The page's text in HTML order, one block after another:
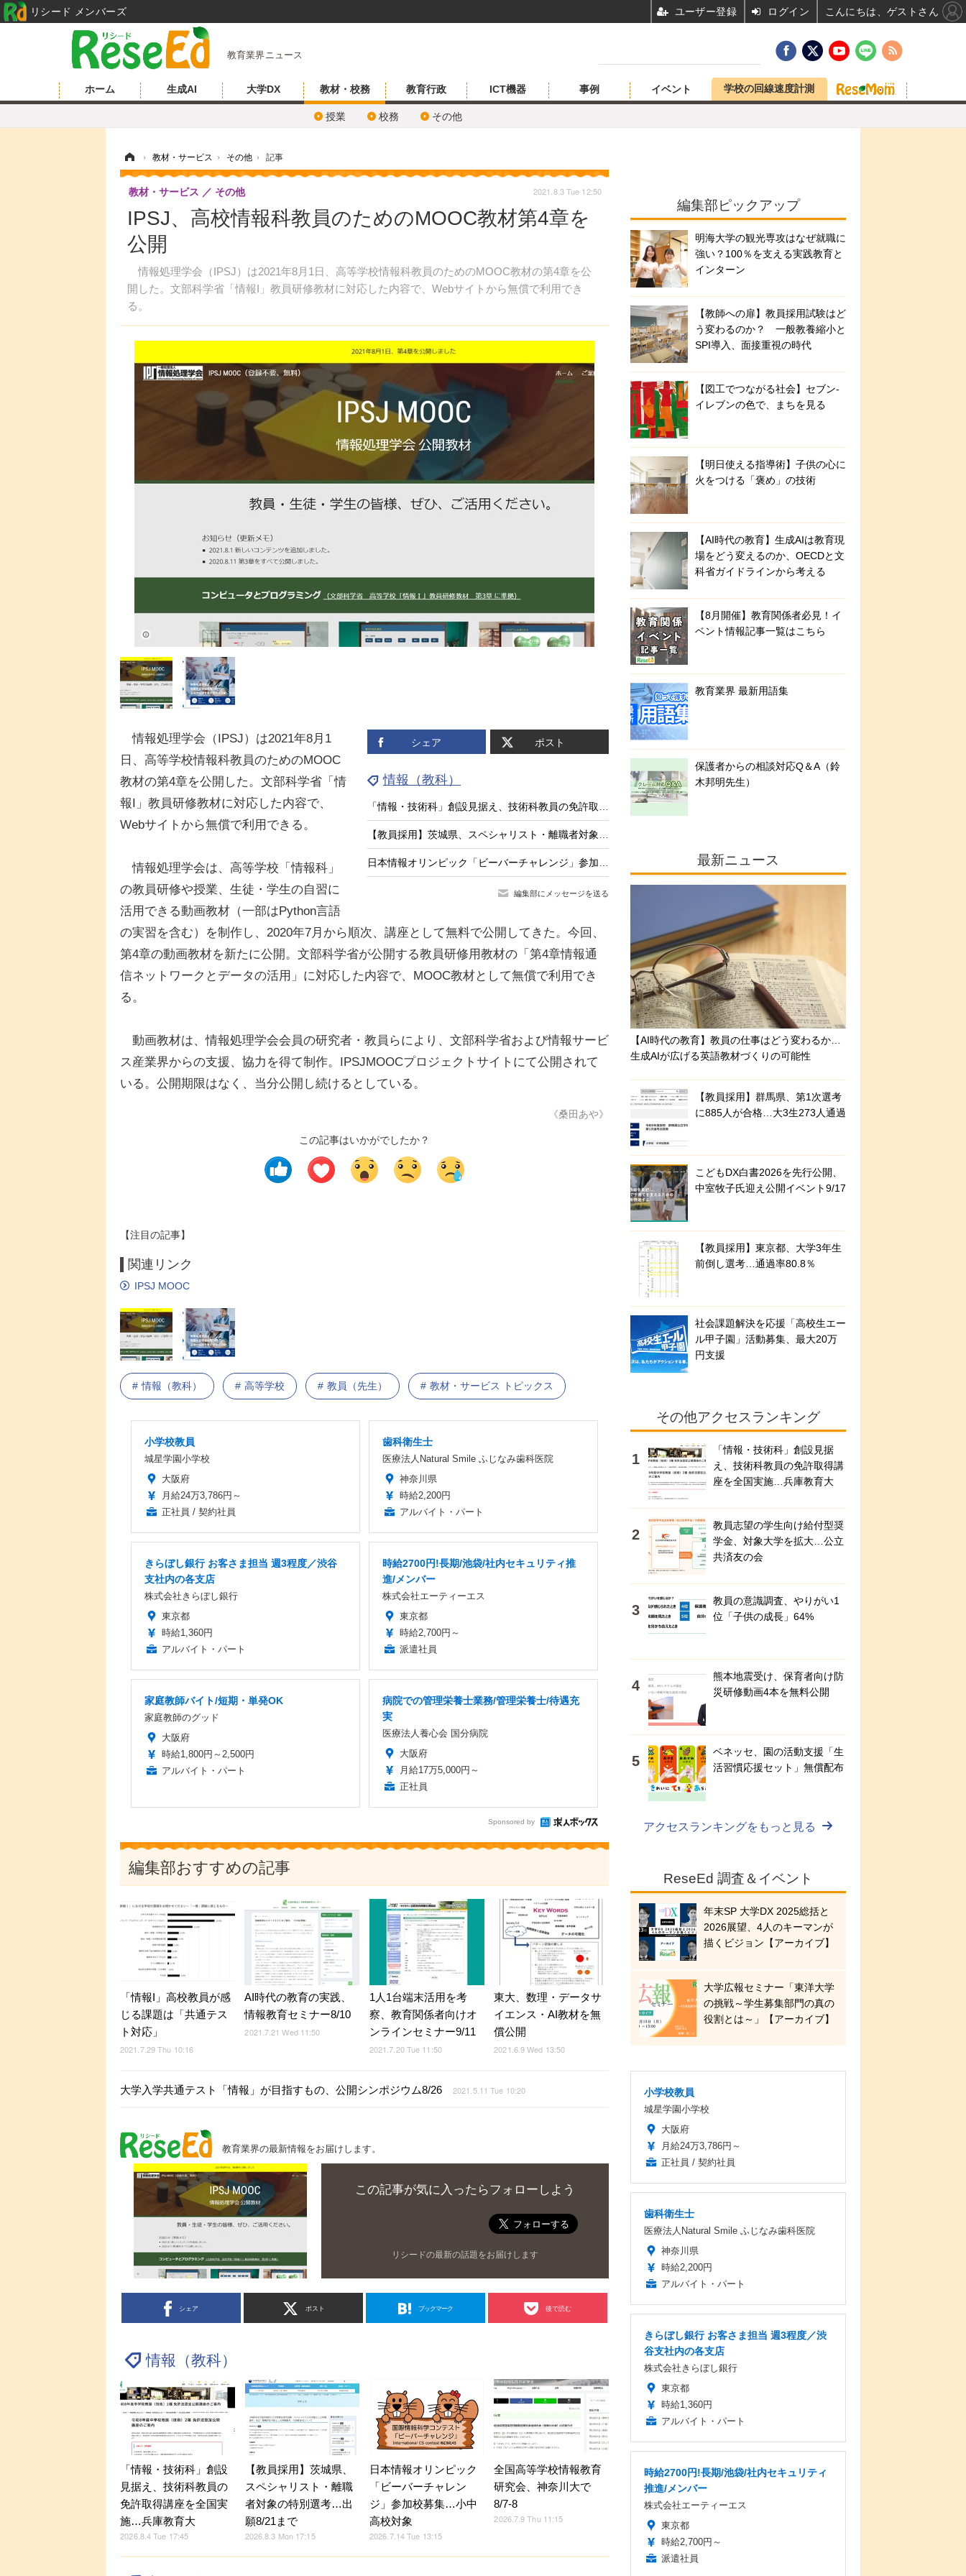
教育業界ニュース
ホーム 生成AI 大学DX 教材・校務
授業 校務 その他
教育行政 ICT機器 事例 イベント 学校の回線速度計測
› 教材・サービス › その他 › 記事
IPSJ、高校情報科教員のためのMOOC教材第4章を
公開
情報処理学会（IPSJ）は2021年8月1日、高等学校情報科教員のためのMOOC教材の第4章を公
開した。文部科学省「情報I」教員研修教材に対応した内容で、Webサイトから無償で利用でき
る。
教材・サービス その他 2021.8.3 Tue 12:50
シェア ポスト
情報（教科）
「情報・技術科」創設見据え、技術科教員の免許取得講座を全国実施…兵庫教育大
【教員採用】茨城県、スペシャリスト・離職者対象の特別選考…出願8/21まで
日本情報オリンピック「ビーバーチャレンジ」参加校募集…小中高校対象
編集部にメッセージを送る
情報処理学会（IPSJ）は2021年8月1
日、高等学校情報科教員のためのMOOC
教材の第4章を公開した。文部科学省「情
報I」教員研修教材に対応した内容で、
Webサイトから無償で利用できる。
情報処理学会は、高等学校「情報科」
の教員研修や授業、生徒・学生の自習に
活用できる動画教材（一部はPython言語
の実習を含む）を制作し、2020年7月から順次、講座として無料で公開してきた。今回、
第4章の動画教材を新たに公開。文部科学省が公開する教員研修用教材の「第4章情報通
信ネットワークとデータの活用」に対応した内容で、MOOC教材として無償で利用でき
る。
動画教材は、情報処理学会会員の研究者・教員らにより、文部科学省および情報サービ
ス産業界からの支援、協力を得て制作。IPSJMOOCプロジェクトサイトにて公開されて
いる。公開期限はなく、当分公開し続けるとしている。
《桑田あや》
この記事はいかがでしたか？
【注目の記事】
関連リンク
IPSJ MOOC
情報（教科） 高等学校 教員（先生） 教材・サービス トピックス
小学校教員
城星学園小学校
大阪府
月給24万3,786円～
正社員 / 契約社員
歯科衛生士
医療法人Natural Smile ふじなみ歯科医院
神奈川県
時給2,200円
アルバイト・パート
きらぼし銀行 お客さま担当 週3程度／渋谷
支社内の各支店
株式会社きらぼし銀行
東京都
時給1,360円
アルバイト・パート
時給2700円!長期/池袋/社内セキュリティ推
進/メンバー
株式会社エーティーエス
東京都
時給2,700円～
派遣社員
家庭教師バイト/短期・単発OK
家庭教師のグッド
大阪府
時給1,800円～2,500円
アルバイト・パート
病院での管理栄養士業務/管理栄養士/待遇充
実
医療法人養心会 国分病院
大阪府
月給17万5,000円～
正社員
Sponsored by
編集部おすすめの記事
「情報I」高校教員が感
じる課題は「共通テス
ト対応」
2021.7.29 Thu 10:16
AI時代の教育の実践、
情報教育セミナー8/10
2021.7.21 Wed 11:50
1人1台端末活用を考
察、教育関係者向けオ
ンラインセミナー9/11
2021.7.20 Tue 11:50
東大、数理・データサ
イエンス・AI教材を無
償公開
2021.6.9 Wed 13:50
大学入学共通テスト「情報」が目指すもの、公開シンポジウム8/26 2021.5.11 Tue 10:20
教育業界の最新情報をお届けします。
この記事が気に入ったらフォローしよう
リシードの最新の話題をお届けします
シェア ポスト ブックマーク 後で読む
情報（教科）
「情報・技術科」創設
見据え、技術科教員の
免許取得講座を全国実
施…兵庫教育大
2026.8.4 Tue 17:45
【教員採用】茨城県、
スペシャリスト・離職
者対象の特別選考…出
願8/21まで
2026.8.3 Mon 17:15
日本情報オリンピック
「ビーバーチャレン
ジ」参加校募集…小中
高校対象
2026.7.14 Tue 13:15
全国高等学校情報教育
研究会、神奈川大で
8/7-8
2026.7.9 Thu 11:15
編集部ピックアップ
明海大学の観光専攻はなぜ就職に
強い？100％を支える実践教育と
インターン
【教師への扉】教員採用試験はど
う変わるのか？ 一般教養縮小と
SPI導入、面接重視の時代
【図工でつながる社会】セブン‐
イレブンの色で、まちを見る
【明日使える指導術】子供の心に
火をつける「褒め」の技術
【AI時代の教育】生成AIは教育現
場をどう変えるのか、OECDと文
科省ガイドラインから考える
【8月開催】教育関係者必見！イ
ベント情報記事一覧はこちら
教育業界 最新用語集
保護者からの相談対応Q＆A（鈴
木邦明先生）
最新ニュース
【AI時代の教育】教員の仕事はどう変わるか…
生成AIが広げる英語教材づくりの可能性
【教員採用】群馬県、第1次選考
に885人が合格…大3生273人通過
こどもDX白書2026を先行公開、
中室牧子氏迎え公開イベント9/17
【教員採用】東京都、大学3年生
前倒し選考…通過率80.8％
社会課題解決を応援「高校生エー
ル甲子園」活動募集、最大20万
円支援
その他アクセスランキング
「情報・技術科」創設見据
え、技術科教員の免許取得講
座を全国実施…兵庫教育大
教員志望の学生向け給付型奨
学金、対象大学を拡大…公立
共済友の会
教員の意識調査、やりがい1
位「子供の成長」64%
熊本地震受け、保育者向け防
災研修動画4本を無料公開
ベネッセ、園の活動支援「生
活習慣応援セット」無償配布
アクセスランキングをもっと見る
ReseEd 調査＆イベント
年末SP 大学DX 2025総括と
2026展望、4人のキーマンが
描くビジョン【アーカイブ】
大学広報セミナー「東洋大学
の挑戦～学生募集部門の真の
役割とは～」【アーカイブ】
小学校教員
城星学園小学校
大阪府
月給24万3,786円～
正社員 / 契約社員
歯科衛生士
医療法人Natural Smile ふじなみ歯科医院
神奈川県
時給2,200円
アルバイト・パート
きらぼし銀行 お客さま担当 週3程度／渋
谷支社内の各支店
株式会社きらぼし銀行
東京都
時給1,360円
アルバイト・パート
時給2700円!長期/池袋/社内セキュリティ
推進/メンバー
株式会社エーティーエス
東京都
時給2,700円～
派遣社員
リシード メンバーズ ユーザー登録 ログイン こんにちは、ゲストさん